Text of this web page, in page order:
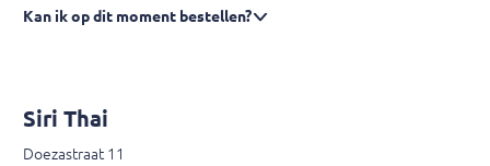
Kan ik op dit moment bestellen?
Siri Thai
Doezastraat 11